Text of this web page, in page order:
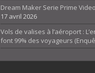
Dream Maker Serie Prime
17 avril 2026
Vols de valises à l’aéroport :
font 99% des voyageurs